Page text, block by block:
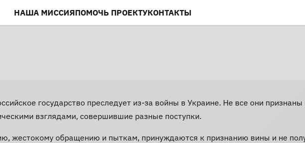
НАША МИССИЯПОМОЧЬ ПРОЕКТУКОНТАКТЫ
государство преследует из-за войны в Украине. Не все они
взглядами, совершившие разные поступки.
жестокому обращению и пыткам, принуждаются к признанию вины и не